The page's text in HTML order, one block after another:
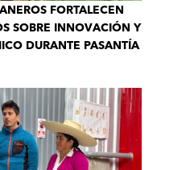
FORTALECEN
SOBRE INNOVACIÓN Y
DURANTE PASANTÍA